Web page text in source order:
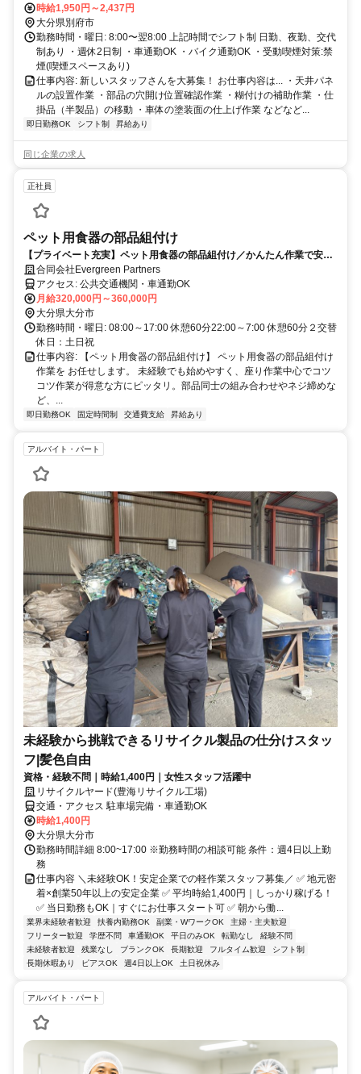
時給1,950円～2,437円
大分県別府市
勤務時間・曜日: 8:00〜翌8:00 上記時間でシフト制 日勤、夜勤、交代
制あり ・週休2日制 ・車通勤OK ・バイク通勤OK ・受動喫煙対策:禁
煙(喫煙スペースあり)
仕事内容: 新しいスタッフさんを大募集！ お仕事内容は... ・天井パネ
ルの設置作業 ・部品の穴開け位置確認作業 ・糊付けの補助作業 ・仕
掛品（半製品）の移動 ・車体の塗装面の仕上げ作業 などなど...
即日勤務OK シフト制 昇給あり
同じ企業の求人
正社員
ペット用食器の部品組付け
【プライベート充実】ペット用食器の部品組付け／かんたん作業で安
心！合同会社Evergreen Partners
アクセス: 公共交通機関・車通勤OK
月給320,000円～360,000円
大分県大分市
勤務時間・曜日: 08:00～17:00 休憩60分22:00～7:00 休憩60分２交替
休日：土日祝
仕事内容: 【ペット用食器の部品組付け】 ペット用食器の部品組付け
作業を お任せします。 未経験でも始めやすく、座り作業中心でコツ
コツ作業が得意な方にピッタリ。部品同士の組み合わせやネジ締めな
ど、...
即日勤務OK 固定時間制 交通費支給 昇給あり
アルバイト・パート
未経験から挑戦できるリサイクル製品の仕分けスタッ
フ|髪色自由
資格・経験不問｜時給1,400円｜女性スタッフ活躍中
リサイクルヤード(豊海リサイクル工場)
交通・アクセス 駐車場完備・車通勤OK
時給1,400円
大分県大分市
勤務時間詳細 8:00~17:00 ※勤務時間の相談可能 条件：週4日以上勤
務
仕事内容 ＼未経験OK！安定企業での軽作業スタッフ募集／ ✅ 地元密
着×創業50年以上の安定企業 ✅ 平均時給1,400円｜しっかり稼げる！
✅ 当日勤務もOK｜すぐにお仕事スタート可 ✅ 朝から働...
業界未経験者歓迎 扶養内勤務OK 副業・WワークOK
主婦・主夫歓迎
フリーター歓迎
学歴不問 車通勤OK 平日のみOK 転勤なし
経験不問
未経験者歓迎
残業なし ブランクOK 長期歓迎 フルタイム歓迎
シフト制
長期休暇あり
ピアスOK 週4日以上OK 土日祝休み
アルバイト・パート